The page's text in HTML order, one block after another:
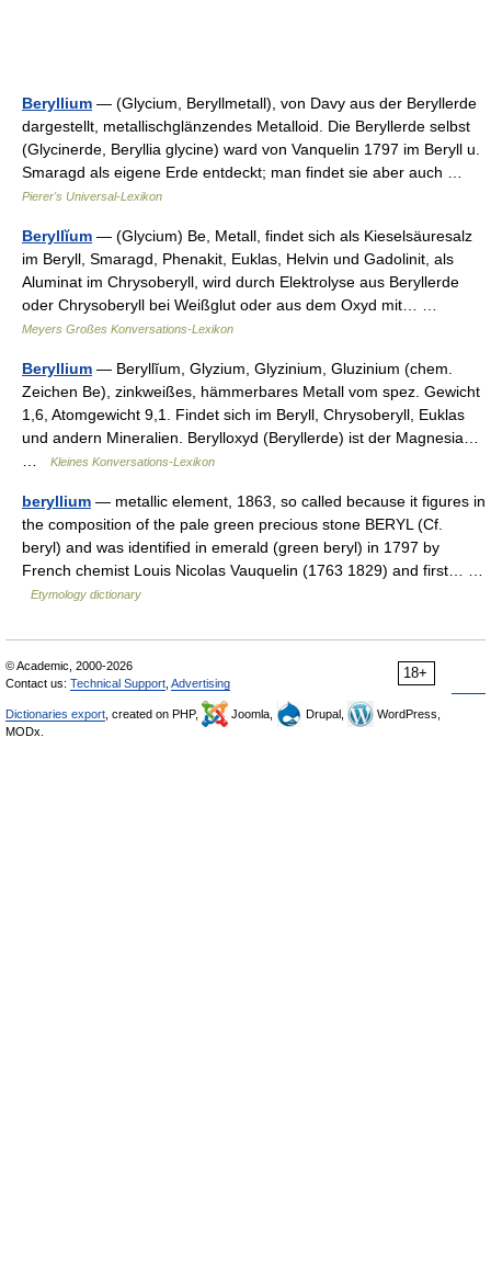
Beryllium — (Glycium, Beryllmetall), von Davy aus der Beryllerde
dargestellt, metallischglänzendes Metalloid. Die Beryllerde selbst
(Glycinerde, Beryllia glycine) ward von Vanquelin 1797 im Beryll u.
Smaragd als eigene Erde entdeckt; man findet sie aber auch …
Pierer's Universal-Lexikon
Beryllĭum — (Glycium) Be, Metall, findet sich als Kieselsäuresalz
im Beryll, Smaragd, Phenakit, Euklas, Helvin und Gadolinit, als
Aluminat im Chrysoberyll, wird durch Elektrolyse aus Beryllerde
oder Chrysoberyll bei Weißglut oder aus dem Oxyd mit… …
Meyers Großes Konversations-Lexikon
Beryllium — Beryllĭum, Glyzium, Glyzinium, Gluzinium (chem.
Zeichen Be), zinkweißes, hämmerbares Metall vom spez. Gewicht
1,6, Atomgewicht 9,1. Findet sich im Beryll, Chrysoberyll, Euklas
und andern Mineralien. Berylloxyd (Beryllerde) ist der Magnesia…
Kleines Konversations-Lexikon
beryllium — metallic element, 1863, so called because it figures in
the composition of the pale green precious stone BERYL (Cf.
beryl) and was identified in emerald (green beryl) in 1797 by
French chemist Louis Nicolas Vauquelin (1763 1829) and first… …
Etymology dictionary
18+
© Academic, 2000-2026
Contact us: Technical Support Advertising
Dictionaries export , created on PHP, Joomla, Drupal,
WordPress,
MODx.